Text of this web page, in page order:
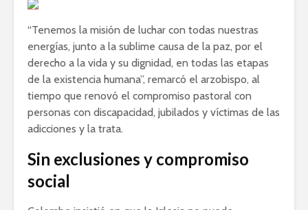
“Tenemos la misión de luchar con todas nuestras
energías, junto a la sublime causa de la paz, por el
derecho a la vida y su dignidad, en todas las etapas
de la existencia humana”, remarcó el arzobispo, al
tiempo que renovó el compromiso pastoral con
personas con discapacidad, jubilados y víctimas de las
adicciones y la trata.
Sin exclusiones y compromiso
social